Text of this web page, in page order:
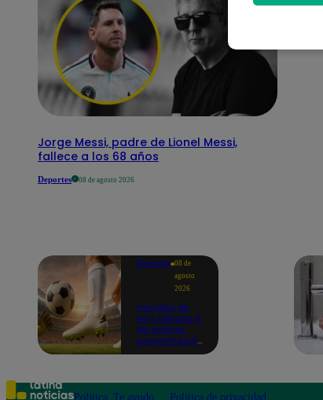
Jorge Messi, padre de Lionel Messi,
fallece a los 68 años
Deportes 08 de agosto 2026
Deportes 08 de
agosto
2026
Partidos de
hoy, sábado 8
de agosto:
programación
Política Te ayudo Política de privacidad